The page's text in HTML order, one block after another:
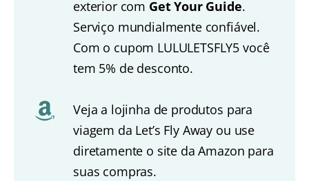
exterior com Get Your Guide.
Serviço mundialmente confiável.
Com o cupom LULULETSFLY5 você
tem 5% de desconto.
Veja a lojinha de produtos para
viagem da Let’s Fly Away ou use
diretamente o site da Amazon para
suas compras.